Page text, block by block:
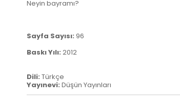
Neyin bayramı?
Sayfa Sayısı: 96
Baskı Yılı: 2012
Dili: Türkçe
Yayınevi: Düşün Yayınları